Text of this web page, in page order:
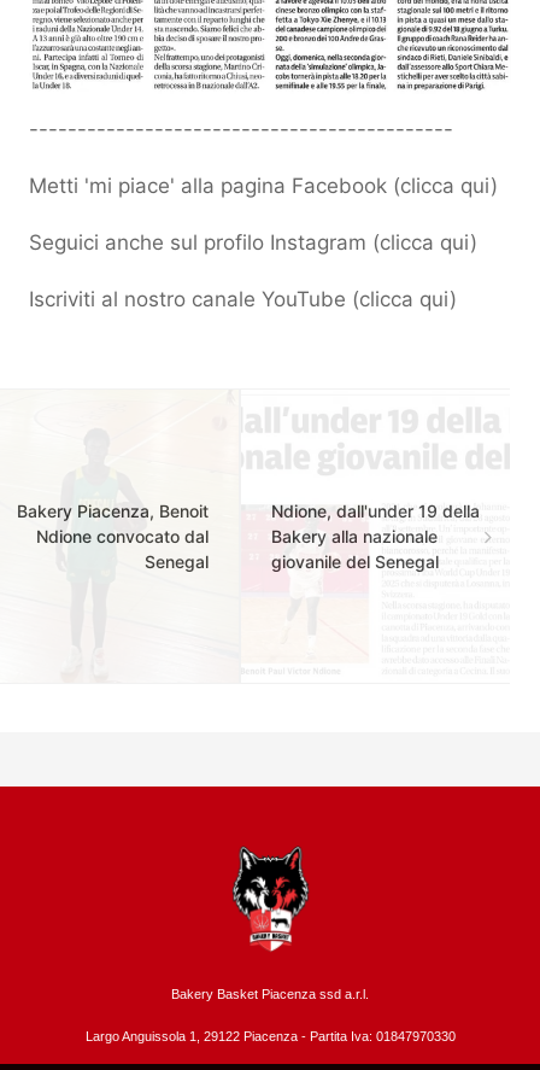
--------------------------------------------
Metti 'mi piace' alla pagina Facebook (clicca qui)
Seguici anche sul profilo Instagram (clicca qui)
Iscriviti al nostro canale YouTube (clicca qui)
Bakery Piacenza, Benoit
Ndione convocato dal
Senegal
Ndione, dall'under 19 della
Bakery alla nazionale
giovanile del Senegal
Bakery Basket Piacenza ssd a.r.l.
Largo Anguissola 1, 29122 Piacenza - Partita Iva: 01847970330